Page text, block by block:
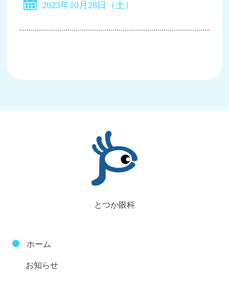
2023年10月28日（土）
とつか眼科
ホーム
お知らせ